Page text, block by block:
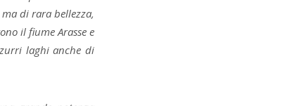
di rara bellezza,
il fiume Arasse e
laghi anche di